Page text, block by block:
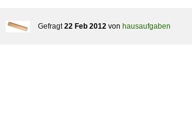
Gefragt 22 Feb 2012 von hausaufgaben